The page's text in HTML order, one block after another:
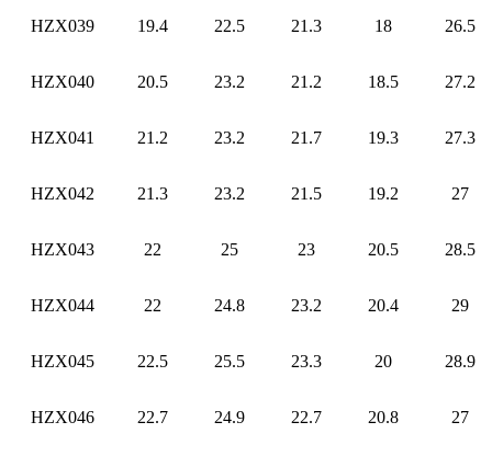
HZX039 19.4 22.5 21.3 18 26.5
HZX040 20.5 23.2 21.2 18.5 27.2
HZX041 21.2 23.2 21.7 19.3 27.3
HZX042 21.3 23.2 21.5 19.2 27
HZX043 22 25 23 20.5 28.5
HZX044 22 24.8 23.2 20.4 29
HZX045 22.5 25.5 23.3 20 28.9
HZX046 22.7 24.9 22.7 20.8 27